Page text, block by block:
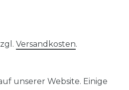
unserer Website. Einige
Versandkosten.